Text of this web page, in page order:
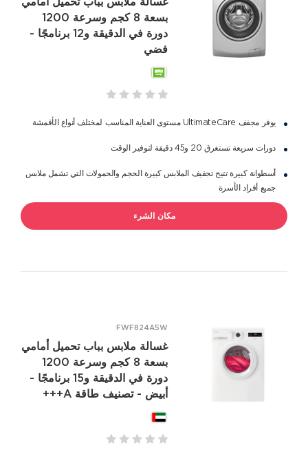
بسعة 8 كجم وسرعة 1200
دورة في الدقيقة و12 برنامجًا -
فضي
يوفر مجفف UltimateCare مستوى العناية المناسب لمختلف أنواع الأقمشة
دورات سريعة تستغرق 20 و45 دقيقة لتوفير الوقت
أسطوانة كبيرة تتيح تجفيف الملابس كبيرة الحجم والحمولات التي تشمل ملابس
جميع أفراد الأسرة
مكان الشرء
FWF824A5W
غسالة ملابس بباب تحميل أمامي
بسعة 8 كجم وسرعة 1200
دورة في الدقيقة و15 برنامجًا -
أبيض - تصنيف طاقة A+++